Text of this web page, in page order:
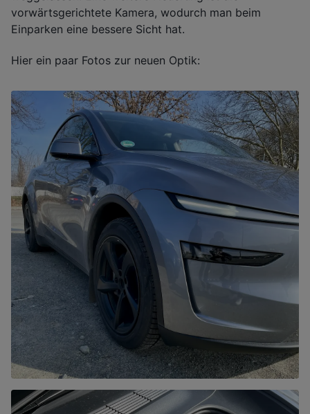
vorwärtsgerichtete Kamera, wodurch man beim
Einparken eine bessere Sicht hat.
Hier ein paar Fotos zur neuen Optik: